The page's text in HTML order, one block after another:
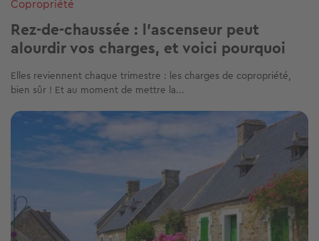
Copropriété
Rez-de-chaussée : l’ascenseur peut
alourdir vos charges, et voici pourquoi
Elles reviennent chaque trimestre : les charges de copropriété,
bien sûr ! Et au moment de mettre la...
Image